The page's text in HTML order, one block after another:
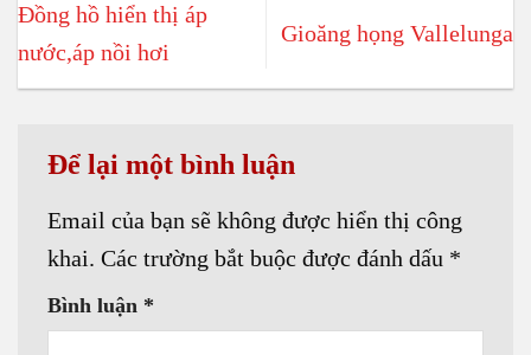
Đồng hồ hiển thị áp
nước,áp nồi hơi
Gioăng họng Vallelunga
Để lại một bình luận
Email của bạn sẽ không được hiển thị công
khai. Các trường bắt buộc được đánh dấu *
Bình luận *